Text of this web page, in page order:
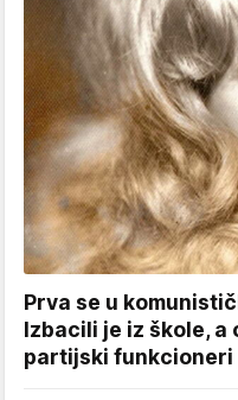
Prva se u
Izbacili je iz škole, a
partijski funkcioneri